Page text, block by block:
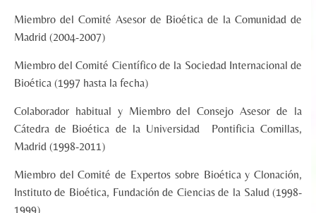
Miembro del Comité Asesor de Bioética de la Comunidad de
Madrid (2004-2007)
Miembro del Comité Científico de la Sociedad Internacional de
Bioética (1997 hasta la fecha)
Colaborador habitual y Miembro del Consejo Asesor de la
Cátedra de Bioética de la Universidad Pontificia Comillas,
Madrid (1998-2011)
Miembro del Comité de Expertos sobre Bioética y Clonación,
Instituto de Bioética, Fundación de Ciencias de la Salud (1998-
1999)